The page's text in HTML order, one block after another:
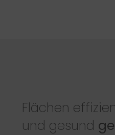
Flächen
und gesund